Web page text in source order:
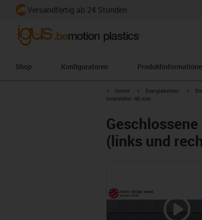
Versandfertig ab 24 Stunden
Shop Konfiguratoren
igus-icon-arrow-right
Home igus-icon-arrow-right
Energieketten
Innenhöhe: 48 mm
(links und